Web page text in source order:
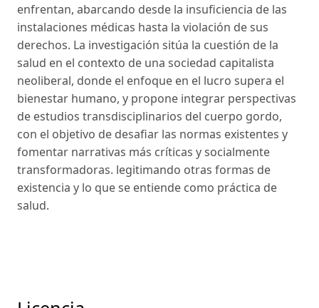
enfrentan, abarcando desde la insuficiencia de las
instalaciones médicas hasta la violación de sus
derechos. La investigación sitúa la cuestión de la
salud en el contexto de una sociedad capitalista
neoliberal, donde el enfoque en el lucro supera el
bienestar humano, y propone integrar perspectivas
de estudios transdisciplinarios del cuerpo gordo,
con el objetivo de desafiar las normas existentes y
fomentar narrativas más críticas y socialmente
transformadoras. legitimando otras formas de
existencia y lo que se entiende como práctica de
salud.